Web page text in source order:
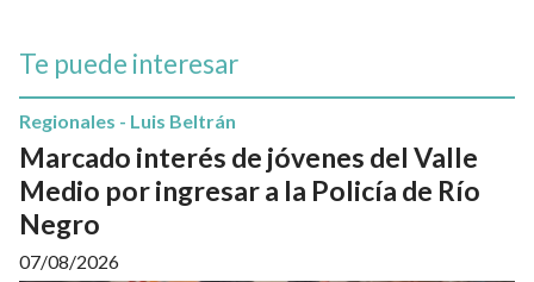
Te puede interesar
Marcado interés de jóvenes del Valle
Medio por ingresar a la Policía de Río
Negro
Regionales - Luis Beltrán
07/08/2026